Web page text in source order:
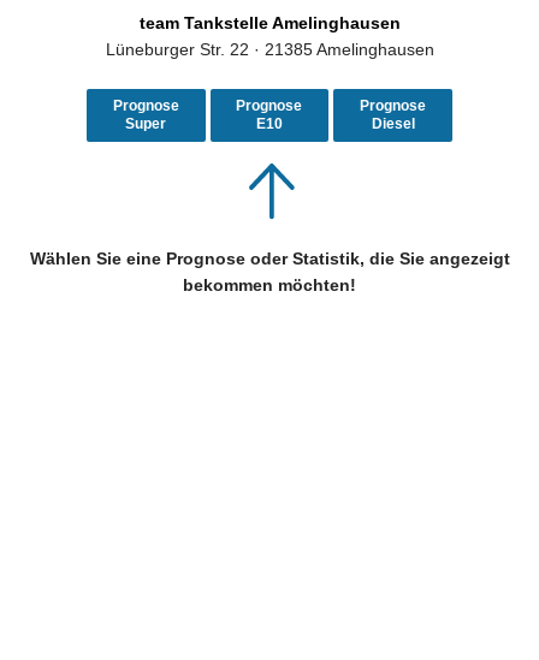
team Tankstelle Amelinghausen
Lüneburger Str. 22 · 21385 Amelinghausen
Prognose
Super
Prognose
E10
Prognose
Diesel
Wählen Sie eine Prognose oder Statistik, die Sie angezeigt
bekommen möchten!